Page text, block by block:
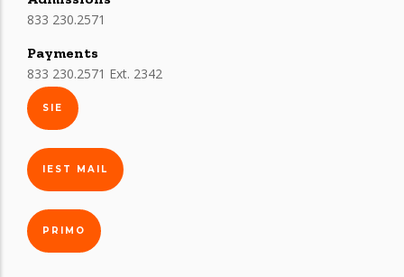
833 230.2571
Payments
833 230.2571 Ext. 2342
SIE
IEST MAIL
PRIMO